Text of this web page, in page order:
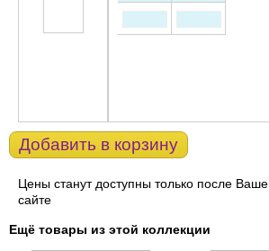
Добавить в корзину
Цены станут доступны только после
сайте
Ещё товары из этой коллекции